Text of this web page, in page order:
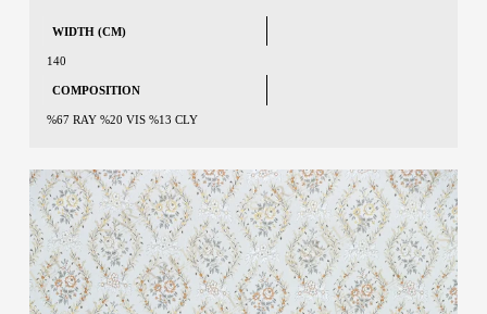
WIDTH (CM)
140
COMPOSITION
%67 RAY %20 VIS %13 CLY